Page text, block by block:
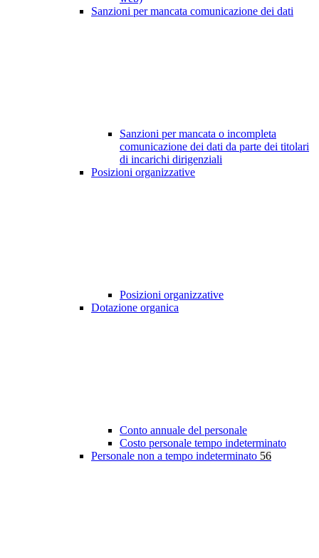
Sanzioni per mancata comunicazione dei dati
Sanzioni per mancata o incompleta
comunicazione dei dati da parte dei titolari
di incarichi dirigenziali
Posizioni organizzative
Posizioni organizzative
Dotazione organica
Conto annuale del personale
Costo personale tempo indeterminato
Personale non a tempo indeterminato 56